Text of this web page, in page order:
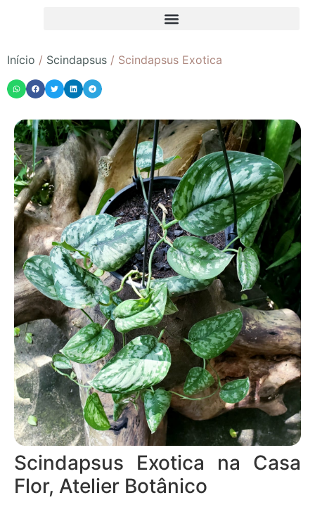
Início / Scindapsus / Scindapsus Exotica
Scindapsus Exotica na Casa
Flor, Atelier Botânico